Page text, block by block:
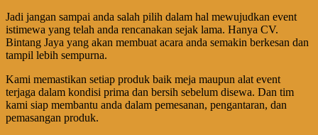
Jadi jangan sampai anda salah pilih dalam hal mewujudkan event
istimewa yang telah anda rencanakan sejak lama. Hanya CV.
Bintang Jaya yang akan membuat acara anda semakin berkesan dan
tampil lebih sempurna.
Kami memastikan setiap produk baik meja maupun alat event
terjaga dalam kondisi prima dan bersih sebelum disewa. Dan tim
kami siap membantu anda dalam pemesanan, pengantaran, dan
pemasangan produk.